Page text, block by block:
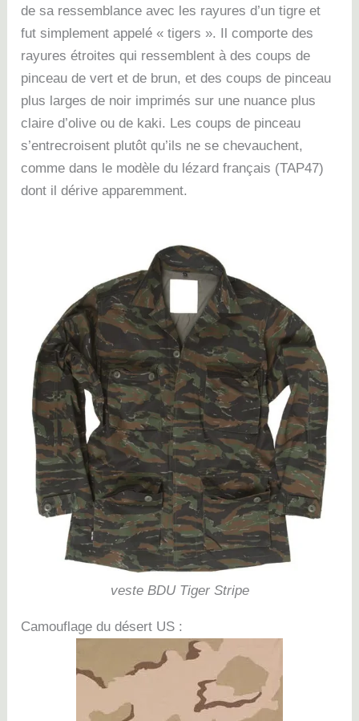
de sa ressemblance avec les rayures d’un tigre et
fut simplement appelé « tigers ». Il comporte des
rayures étroites qui ressemblent à des coups de
pinceau de vert et de brun, et des coups de pinceau
plus larges de noir imprimés sur une nuance plus
claire d’olive ou de kaki. Les coups de pinceau
s’entrecroisent plutôt qu’ils ne se chevauchent,
comme dans le modèle du lézard français (TAP47)
dont il dérive apparemment.
veste BDU Tiger Stripe
Camouflage du désert US :